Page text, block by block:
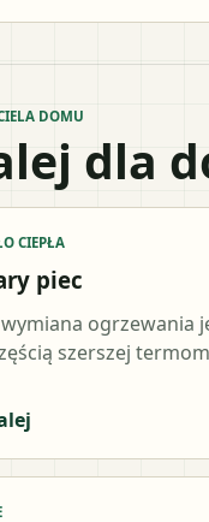
DOMU
dla
CIEPŁA
piec
ogrzewania
szerszej